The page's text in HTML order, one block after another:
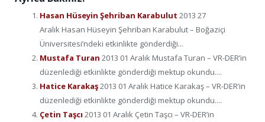
Hasan Hüseyin Şehriban Karabulut 2013 27
Aralık Hasan Hüseyin Şehriban Karabulut – Boğaziçi
Üniversitesi’ndeki etkinlikte gönderdiği...
Mustafa Turan 2013 01 Aralık Mustafa Turan – VR-DER’in
düzenlediği etkinlikte gönderdiği mektup okundu....
Hatice Karakaş2013 01 Aralık Hatice Karakaş – VR-DER’in
düzenlediği etkinlikte gönderdiği mektup okundu....
Çetin Taşcı 2013 01 Aralık Çetin Taşcı – VR-DER’in